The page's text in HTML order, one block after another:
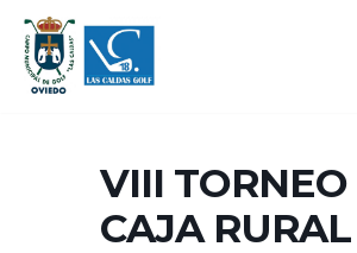
Saltar
al
VIII TORNEO
CAJA RURAL